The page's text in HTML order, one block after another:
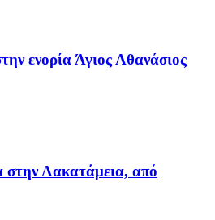
ενορία Άγιος Αθανάσιος
στην Λακατάμεια, από